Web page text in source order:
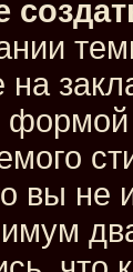
на
формой
вы не